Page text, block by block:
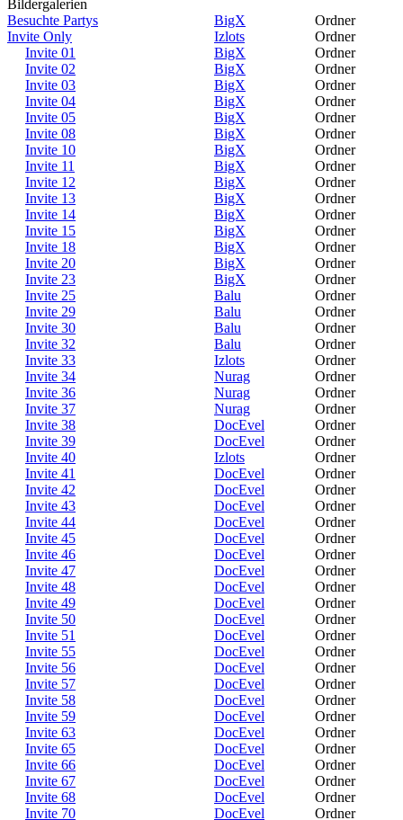
Bildergalerien
Besuchte Partys
BigX
Ordner
Invite Only
Izlots
Ordner
Invite 01
BigX
Ordner
Invite 02
BigX
Ordner
Invite 03
BigX
Ordner
Invite 04
BigX
Ordner
Invite 05
BigX
Ordner
Invite 08
BigX
Ordner
Invite 10
BigX
Ordner
Invite 11
BigX
Ordner
Invite 12
BigX
Ordner
Invite 13
BigX
Ordner
Invite 14
BigX
Ordner
Invite 15
BigX
Ordner
Invite 18
BigX
Ordner
Invite 20
BigX
Ordner
Invite 23
BigX
Ordner
Invite 25
Balu
Ordner
Invite 29
Balu
Ordner
Invite 30
Balu
Ordner
Invite 32
Balu
Ordner
Invite 33
Izlots
Ordner
Invite 34
Nurag
Ordner
Invite 36
Nurag
Ordner
Invite 37
Nurag
Ordner
Invite 38
DocEvel
Ordner
Invite 39
DocEvel
Ordner
Invite 40
Izlots
Ordner
Invite 41
DocEvel
Ordner
Invite 42
DocEvel
Ordner
Invite 43
DocEvel
Ordner
Invite 44
DocEvel
Ordner
Invite 45
DocEvel
Ordner
Invite 46
DocEvel
Ordner
Invite 47
DocEvel
Ordner
Invite 48
DocEvel
Ordner
Invite 49
DocEvel
Ordner
Invite 50
DocEvel
Ordner
Invite 51
DocEvel
Ordner
Invite 55
DocEvel
Ordner
Invite 56
DocEvel
Ordner
Invite 57
DocEvel
Ordner
Invite 58
DocEvel
Ordner
Invite 59
DocEvel
Ordner
Invite 63
DocEvel
Ordner
Invite 65
DocEvel
Ordner
Invite 66
DocEvel
Ordner
Invite 67
DocEvel
Ordner
Invite 68
DocEvel
Ordner
Invite 70
DocEvel Ordner